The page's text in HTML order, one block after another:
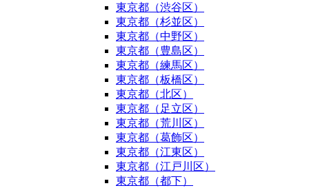
東京都（渋谷区）
東京都（杉並区）
東京都（中野区）
東京都（豊島区）
東京都（練馬区）
東京都（板橋区）
東京都（北区）
東京都（足立区）
東京都（荒川区）
東京都（葛飾区）
東京都（江東区）
東京都（江戸川区）
東京都（都下）